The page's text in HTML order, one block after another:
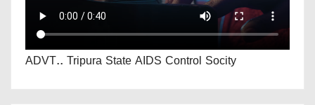
ADVT.. Tripura State AIDS Control Socity